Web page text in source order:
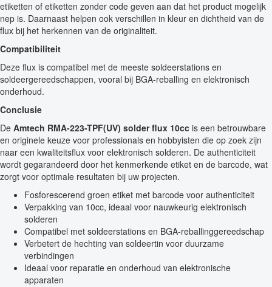
etiketten of etiketten zonder code geven aan dat het product mogelijk
nep is. Daarnaast helpen ook verschillen in kleur en dichtheid van de
flux bij het herkennen van de originaliteit.
Compatibiliteit
Deze flux is compatibel met de meeste soldeerstations en
soldeergereedschappen, vooral bij BGA-reballing en elektronisch
onderhoud.
Conclusie
De Amtech RMA-223-TPF(UV) solder flux 10cc is een betrouwbare
en originele keuze voor professionals en hobbyisten die op zoek zijn
naar een kwaliteitsflux voor elektronisch solderen. De authenticiteit
wordt gegarandeerd door het kenmerkende etiket en de barcode, wat
zorgt voor optimale resultaten bij uw projecten.
Fosforescerend groen etiket met barcode voor authenticiteit
Verpakking van 10cc, ideaal voor nauwkeurig elektronisch
solderen
Compatibel met soldeerstations en BGA-reballinggereedschap
Verbetert de hechting van soldeertin voor duurzame
verbindingen
Ideaal voor reparatie en onderhoud van elektronische
apparaten